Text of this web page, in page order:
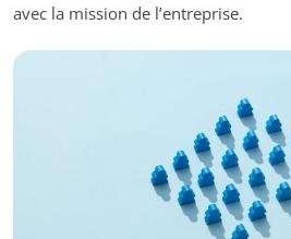
avec la mission de l’entreprise.